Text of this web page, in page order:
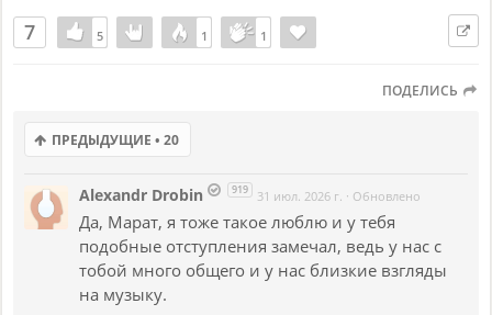
7 5
5 11 11
ПОДЕЛИСЬ
ПРЕДЫДУЩИЕ • 20
Alexandr Drobin 919 31 июл. 2026 г. · Обновлено
Да, Марат, я тоже такое люблю и у тебя
подобные отступления замечал, ведь у нас с
тобой много общего и у нас близкие взгляды
на музыку.